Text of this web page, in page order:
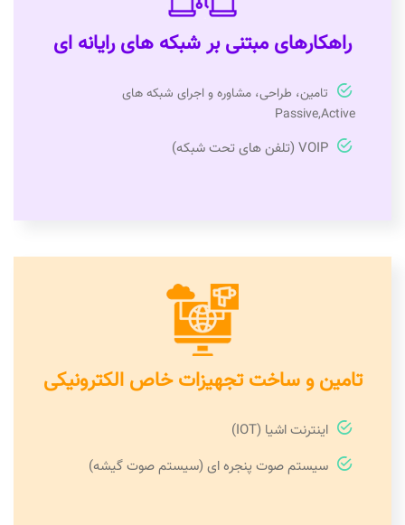
راهکارهای مبتنی بر شبکه های رایانه ای
تامین، طراحی، مشاوره و اجرای شبکه های
Passive,Active
VOIP (تلفن های تحت شبکه)
تامین و ساخت تجهیزات خاص الکترونیکی
اینترنت اشیا (IOT)
سیستم صوت پنجره ای (سیستم صوت گیشه)